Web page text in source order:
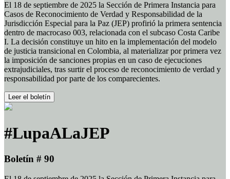
El 18 de septiembre de 2025 la Sección de Primera Instancia para
Casos de Reconocimiento de Verdad y Responsabilidad de la
Jurisdicción Especial para la Paz (JEP) profirió la primera sentencia
dentro de macrocaso 003, relacionada con el subcaso Costa Caribe
I. La decisión constituye un hito en la implementación del modelo
de justicia transicional en Colombia, al materializar por primera vez
la imposición de sanciones propias en un caso de ejecuciones
extrajudiciales, tras surtir el proceso de reconocimiento de verdad y
responsabilidad por parte de los comparecientes.
Leer el boletín
#LupaALaJEP
Boletín # 90